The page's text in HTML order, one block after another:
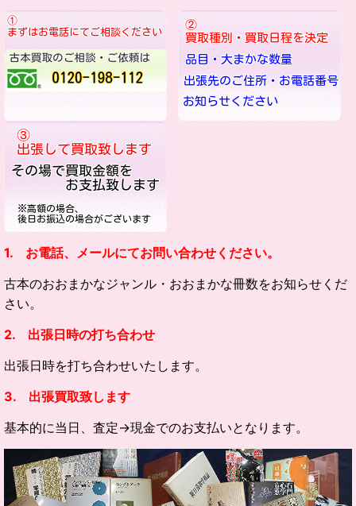
1. お電話、メールにてお問い合わせください。
古本のおおまかなジャンル・ おおまかな冊数をお知らせくだ
さい。
2. 出張日時の打ち合わせ
出張日時を打ち合わせいたします。
3. 出張買取致します
基本的に当日、査定→現金でのお支払いとなります。